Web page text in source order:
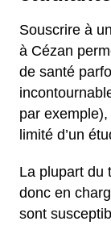
Souscrire à
à Cézan
de santé
par
limité d’un
La plupart du
donc en
sont